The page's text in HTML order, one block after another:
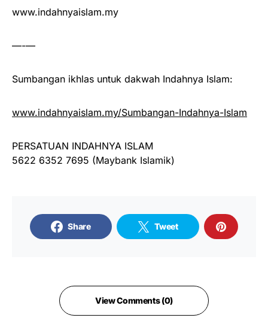
www.indahnyaislam.my
—-—
Sumbangan ikhlas untuk dakwah Indahnya Islam:
www.indahnyaislam.my/Sumbangan-Indahnya-Islam
PERSATUAN INDAHNYA ISLAM
5622 6352 7695 (Maybank Islamik)
Share Tweet
View Comments (0)